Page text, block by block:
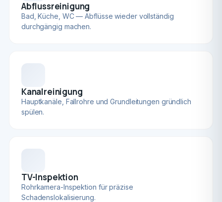
Abflussreinigung
Bad, Küche, WC — Abflüsse wieder vollständig
durchgängig machen.
Kanalreinigung
Hauptkanäle, Fallrohre und Grundleitungen gründlich
spülen.
TV-Inspektion
Rohrkamera-Inspektion für präzise
Schadenslokalisierung.